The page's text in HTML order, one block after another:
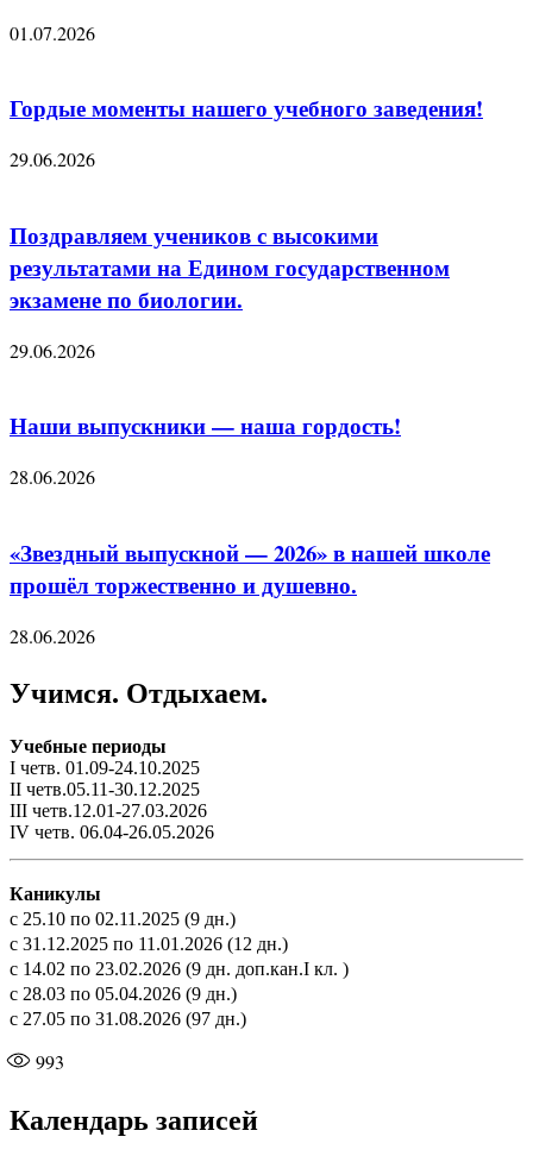
01.07.2026
Гордые моменты нашего учебного заведения!
29.06.2026
Поздравляем учеников с высокими
результатами на Едином государственном
экзамене по биологии.
29.06.2026
Наши выпускники — наша гордость!
28.06.2026
«Звездный выпускной — 2026» в нашей школе
прошёл торжественно и душевно.
28.06.2026
Учимся. Отдыхаем.
Учебные периоды
I четв. 01.09-24.10.2025
II четв.05.11-30.12.2025
III четв.12.01-27.03.2026
IV четв. 06.04-26.05.2026
Каникулы
с 25.10 по 02.11.2025 (9 дн.)
с 31.12.2025 по 11.01.2026 (12 дн.)
с 14.02 по 23.02.2026 (9 дн. доп.кан.I кл. )
с 28.03 по 05.04.2026 (9 дн.)
с 27.05 по 31.08.2026 (97 дн.)
993
Календарь записей